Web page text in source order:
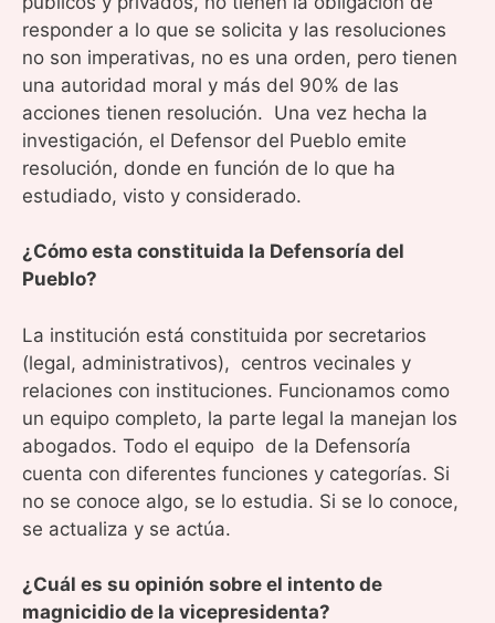
responder a lo que se solicita y las resoluciones
no son imperativas, no es una orden, pero tienen
una autoridad moral y más del 90% de las
acciones tienen resolución. Una vez hecha la
investigación, el Defensor del Pueblo emite
resolución, donde en función de lo que ha
estudiado, visto y considerado.
¿Cómo esta constituida la Defensoría del
Pueblo?
La institución está constituida por secretarios
(legal, administrativos), centros vecinales y
relaciones con instituciones. Funcionamos como
un equipo completo, la parte legal la manejan los
abogados. Todo el equipo de la Defensoría
cuenta con diferentes funciones y categorías. Si
no se conoce algo, se lo estudia. Si se lo conoce,
se actualiza y se actúa.
¿Cuál es su opinión sobre el intento de
magnicidio de la vicepresidenta?